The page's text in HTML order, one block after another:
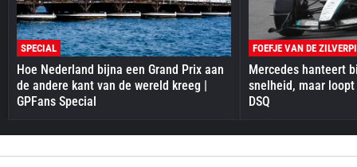
SPECIAL
Hoe Nederland bijna een Grand Prix aan
de andere kant van de wereld kreeg |
GPFans Special
FOEFJE VAN DE
Mercedes hanteert
snelheid, maar
DSQ